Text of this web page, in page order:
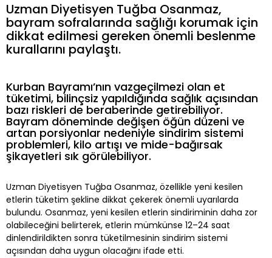
Uzman Diyetisyen Tuğba Osanmaz,
bayram sofralarında sağlığı korumak için
dikkat edilmesi gereken önemli beslenme
kurallarını paylaştı.
Kurban Bayramı’nın vazgeçilmezi olan et
tüketimi, bilinçsiz yapıldığında sağlık açısından
bazı riskleri de beraberinde getirebiliyor.
Bayram döneminde değişen öğün düzeni ve
artan porsiyonlar nedeniyle sindirim sistemi
problemleri, kilo artışı ve mide-bağırsak
şikayetleri sık görülebiliyor.
Uzman Diyetisyen Tuğba Osanmaz, özellikle yeni kesilen
etlerin tüketim şekline dikkat çekerek önemli uyarılarda
bulundu. Osanmaz, yeni kesilen etlerin sindiriminin daha zor
olabileceğini belirterek, etlerin mümkünse 12–24 saat
dinlendirildikten sonra tüketilmesinin sindirim sistemi
açısından daha uygun olacağını ifade etti.